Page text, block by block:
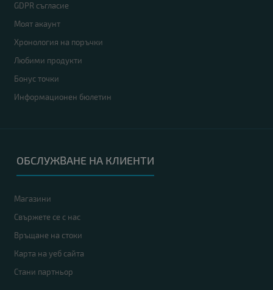
GDPR съгласие
Моят акаунт
Хронология на поръчки
Любими продукти
Бонус точки
Информационен бюлетин
ОБСЛУЖВАНЕ НА КЛИЕНТИ
Магазини
Свържете се с нас
Връщане на стоки
Карта на уеб сайта
Стани партньор